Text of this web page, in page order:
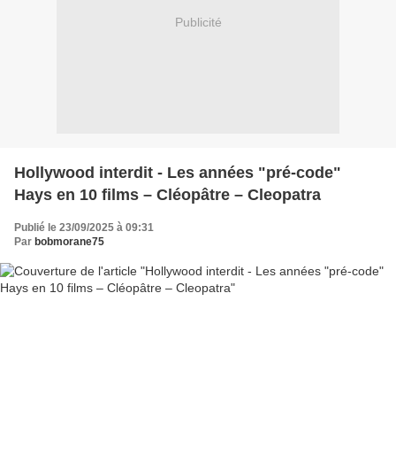
Publicité
Hollywood interdit - Les années "pré-code"
Hays en 10 films – Cléopâtre – Cleopatra
Publié le 23/09/2025 à 09:31
Par bobmorane75